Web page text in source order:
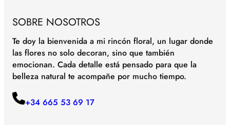
SOBRE NOSOTROS
Te doy la bienvenida a mi rincón floral, un lugar donde
las flores no solo decoran, sino que también
emocionan. Cada detalle está pensado para que la
belleza natural te acompañe por mucho tiempo.
+34 665 53 69 17